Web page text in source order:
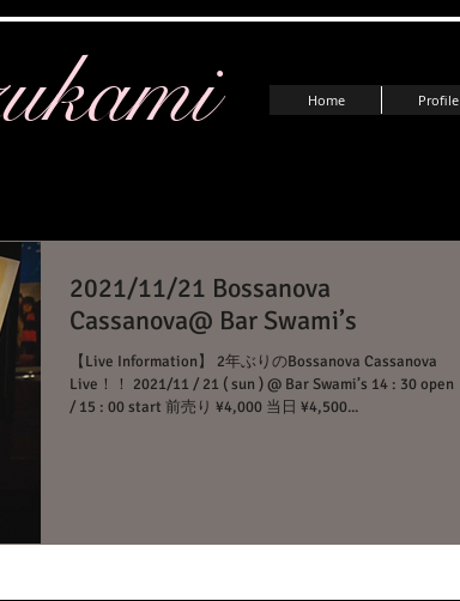
Home Profile
2021/11/21 Bossanova
Cassanova@ Bar Swami’s
【Live Information】 2年ぶりのBossanova Cassanova
Live！！ 2021/11 / 21 ( sun ) @ Bar Swami’s 14 : 30 open
/ 15 : 00 start 前売り ¥4,000 当日 ¥4,500...